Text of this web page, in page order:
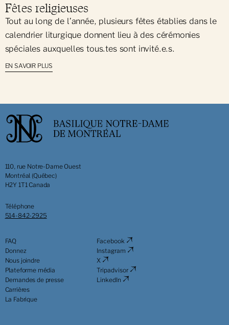
Fêtes religieuses
Tout au long de l’année, plusieurs fêtes établies dans le
calendrier liturgique donnent lieu à des cérémonies
spéciales auxquelles tous.tes sont invité.e.s.
EN SAVOIR PLUS
110, rue Notre-Dame Ouest
Montréal (Québec)
H2Y 1T1 Canada
Téléphone
514-842-2925
FAQ
Donnez
Nous joindre
Plateforme média
Demandes de presse
Carrières
La Fabrique
Facebook
Instagram
X
Tripadvisor
LinkedIn